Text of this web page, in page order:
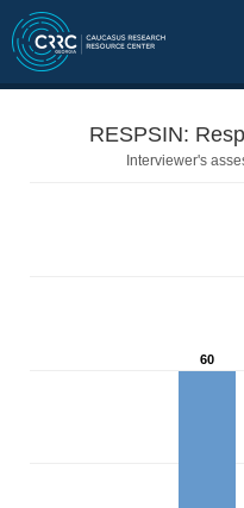
RESPSIN:
Interviewer's
60